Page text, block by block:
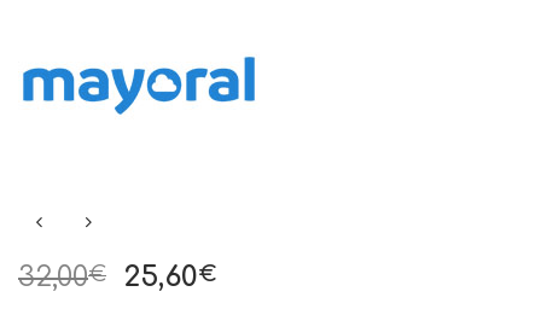
32,00€ 25,60€